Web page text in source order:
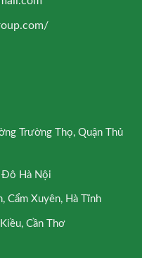
Trường Thọ, Quận Thủ
Đô Hà Nội
Cẩm Xuyên, Hà Tĩnh
Cần Thơ